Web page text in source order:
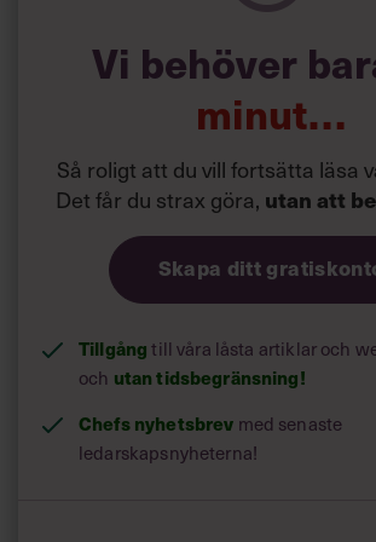
Vi behöver
minut…
Så roligt att du vill fortsätta läsa
Det får du strax göra, utan att
Skapa ditt
Tillgångtill våra låsta artiklar och
och utan tidsbegränsning!
Chefs nyhetsbrev med senaste
ledarskapsnyheterna!